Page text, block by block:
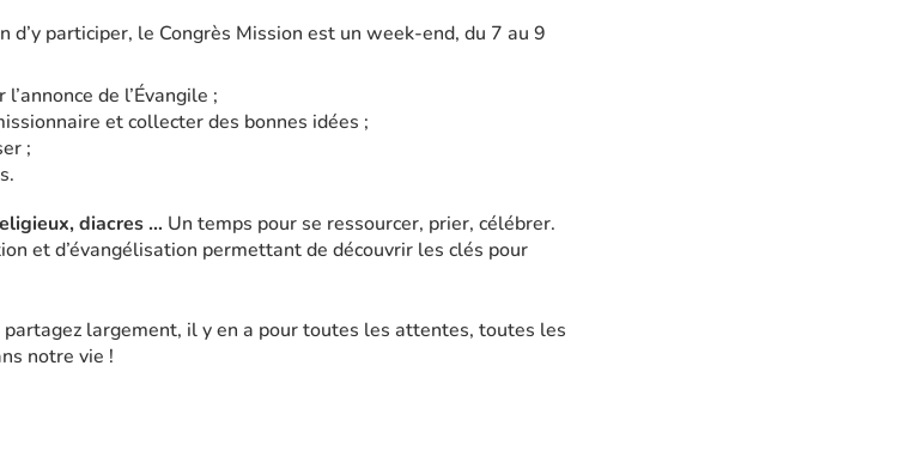
d’y participer, le Congrès Mission est un week-end, du 7 au 9
de l’Évangile ;
et collecter des bonnes idées ;
;
diacres … Un temps pour se ressourcer, prier, célébrer.
et d’évangélisation permettant de découvrir les clés pour
partagez largement, il y en a pour toutes les attentes, toutes les
notre vie !